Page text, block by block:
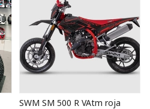
SWM SM 500 R VAtm roja